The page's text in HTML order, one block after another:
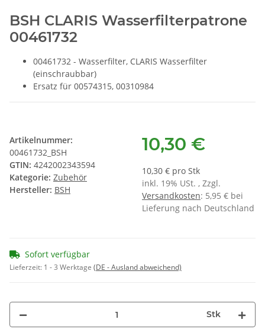
BSH CLARIS Wasserfilterpatrone
00461732
00461732 - Wasserfilter, CLARIS Wasserfilter
(einschraubbar)
Ersatz für 00574315, 00310984
Artikelnummer:
00461732_BSH
GTIN: 4242002343594
Kategorie: Zubehör
Hersteller: BSH
10,30 €
10,30 € pro Stk
inkl. 19% USt. , Zzgl.
Versandkosten: 5,95 € bei
Lieferung nach Deutschland
Sofort verfügbar
Lieferzeit: 1 - 3 Werktage (DE - Ausland abweichend)
Stk